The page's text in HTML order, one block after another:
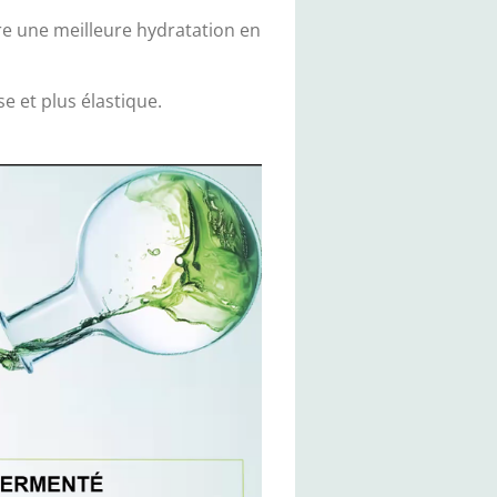
une meilleure hydratation en
et plus élastique.